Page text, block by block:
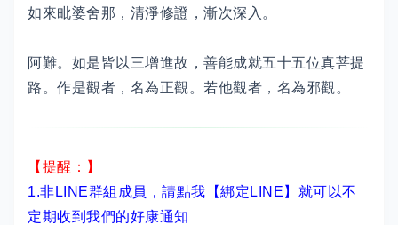
如來毗婆舍那，清淨修證，漸次深入。
阿難。如是皆以三增進故，善能成就五十五位真菩提
路。作是觀者，名為正觀。若他觀者，名為邪觀。
【提醒：】
1.非LINE群組成員， 請點我【綁定LINE】 就可以不
定期收到我們的好康通知